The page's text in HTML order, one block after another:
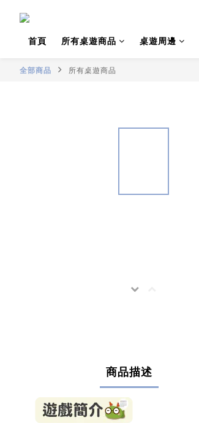
首頁
所有桌遊商品 桌遊周邊
全部商品 所有桌遊商品
商品描述